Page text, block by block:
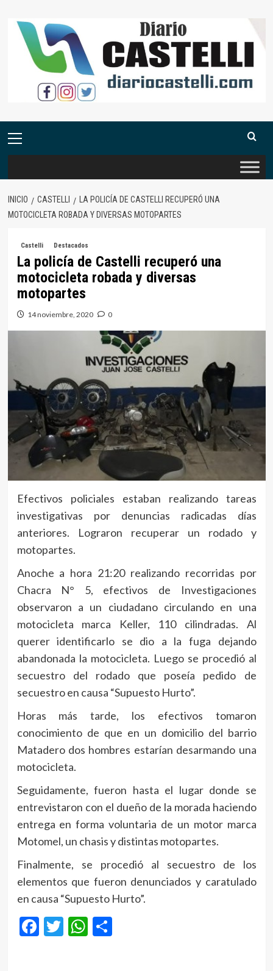
contenido
Menú
INICIO CASTELLI
LA POLICÍA DE CASTELLI RECUPERÓ UNA
MOTOCICLETA ROBADA Y DIVERSAS MOTOPARTES
Castelli Destacados
La policía de Castelli recuperó una
motocicleta robada y diversas
motopartes
14 noviembre, 2020 0
Efectivos policiales estaban realizando tareas
investigativas por denuncias radicadas días
anteriores. Lograron recuperar un rodado y
motopartes.
Anoche a hora 21:20 realizando recorridas por
Chacra N° 5, efectivos de Investigaciones
observaron a un ciudadano circulando en una
motocicleta marca Keller, 110 cilindradas. Al
querer identificarlo se dio a la fuga dejando
abandonada la motocicleta. Luego se procedió al
secuestro del rodado que poseía pedido de
secuestro en causa “Supuesto Hurto”.
Horas más tarde, los efectivos tomaron
conocimiento de que en un domicilio del barrio
Matadero dos hombres estarían desarmando una
motocicleta.
Seguidamente, fueron hasta el lugar donde se
entrevistaron con el dueño de la morada haciendo
entrega en forma voluntaria de un motor marca
Motomel, un chasis y distintas motopartes.
Finalmente, se procedió al secuestro de los
elementos que fueron denunciados y caratulado
en causa “Supuesto Hurto”.
Facebook
Twitter
WhatsApp
Compartir